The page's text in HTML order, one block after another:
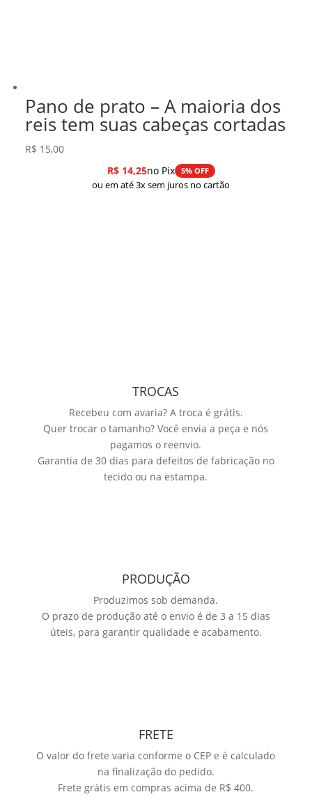
Pano de prato – A maioria dos
reis tem suas cabeças cortadas
R$ 15,00
R$14,25no Pix 5% OFF
ou em até 3x sem juros no cartão
TROCAS
Recebeu com avaria? A troca é grátis.
Quer trocar o tamanho? Você envia a peça e nós
pagamos o reenvio.
Garantia de 30 dias para defeitos de fabricação no
tecido ou na estampa.
PRODUÇÃO
Produzimos sob demanda.
O prazo de produção até o envio é de 3 a 15 dias
úteis, para garantir qualidade e acabamento.
FRETE
O valor do frete varia conforme o CEP e é calculado
na finalização do pedido.
Frete grátis em compras acima de R$ 400.